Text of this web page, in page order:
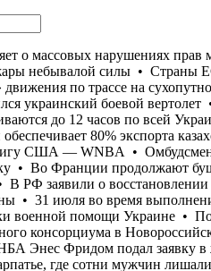
России юге Украины, которую постоянно атаковали украинские дроны • 31 июля во время выполнения задания разбился украинский боевой вертолет • Пентагон отстранил от должности ключевого военного чиновника, координирующего поставки военной помощи Украине • Поезда задерживаются до 12 часов по всей Украине • США убедили Украину отказаться от ударов по нефтяным танкерам и объектам Каспийского трубопроводного консорциума в Новороссийске, который обеспечивает 80% экспорта казахской нефти • В Белграде проходит официальная встреча Зеленского и Вучича • Бывший игрок НБА Энес Фридом подал заявку в женскую баскетбольную лигу США — WNBA • Омбудсмен Лубинец заявляет о массовых нарушениях прав мобилизованных в Береговском РТЦК на Закарпатье, где сотни мужчин лишали права на законную отсрочку • Во Франции продолжают бушевать пожары небывалой силы • Страны ЕС, несмотря на заявление об отказе от российского газа к следующему году, увеличивают его импорт • В РФ заявили о восстановлении «в целом» движения по трассе на сухопутном коридоре в Крым на захваченном России юге Украины, которую постоянно атаковали украинские дроны • 31 июля во время выполнения задания разбился украинский боевой вертолет • Пентагон отстранил от должности ключевого военного чиновника, координирующего поставки военной помощи Украине • Поезда задерживаются до 12 часов по всей Украине • США убедили Украину отказаться от ударов по нефтяным танкерам и объектам Каспийского трубопроводного консорциума в Новороссийске, который обеспечивает 80% экспорта казахской нефти • В Белграде проходит официальная встреча Зеленского и Вучича • Бывший игрок НБА Энес Фридом подал заявку в женскую